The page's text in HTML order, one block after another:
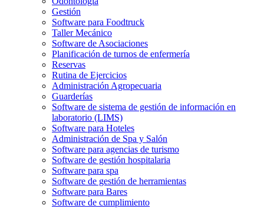
Gestión
Software para Foodtruck
Taller Mecánico
Software de Asociaciones
Planificación de turnos de enfermería
Reservas
Rutina de Ejercicios
Administración Agropecuaria
Guarderías
Software de sistema de gestión de información en
laboratorio (LIMS)
Software para Hoteles
Administración de Spa y Salón
Software para agencias de turismo
Software de gestión hospitalaria
Software para spa
Software de gestión de herramientas
Software para Bares
Software de cumplimiento